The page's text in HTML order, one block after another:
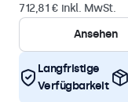
712,81 € inkl. MwSt.
Ansehen
Langfristige
Verfügbarkeit